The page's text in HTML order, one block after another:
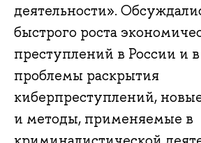
деятельности».
быстрого роста
преступлений в России и
проблемы раскрытия
киберпреступлений,
и методы, применяемые в